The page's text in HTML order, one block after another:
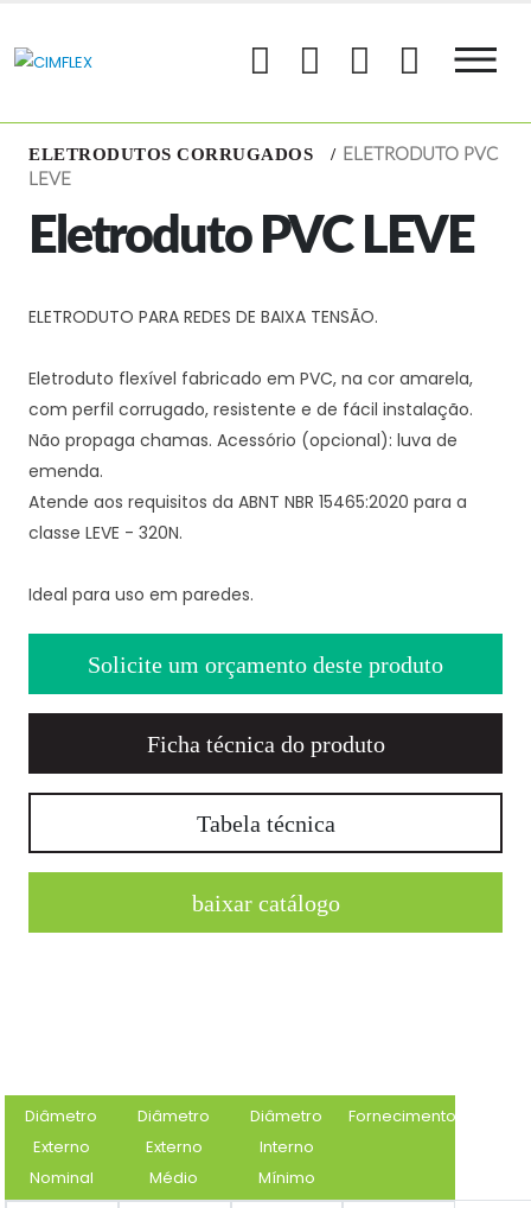
ELETRODUTOS CORRUGADOS
ELETRODUTO PVC
LEVE
Eletroduto PVC LEVE
ELETRODUTO PARA REDES DE BAIXA TENSÃO.
Eletroduto flexível fabricado em PVC, na cor amarela,
com perfil corrugado, resistente e de fácil instalação.
Não propaga chamas. Acessório (opcional): luva de
emenda.
Atende aos requisitos da ABNT NBR 15465:2020 para a
classe LEVE - 320N.
Ideal para uso em paredes.
Solicite um orçamento deste produto
Ficha técnica do produto
Tabela técnica
baixar catálogo
Diâmetro
Externo
Nominal
Diâmetro
Externo
Médio
Diâmetro
Interno
Mínimo
Fornecimento